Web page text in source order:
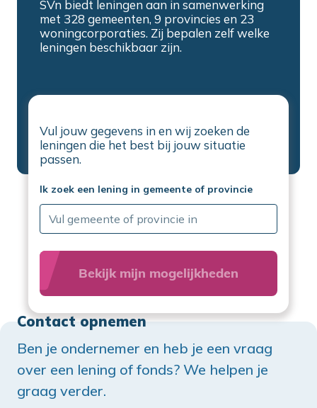
Contact opnemen
Ben je ondernemer en heb je een vraag
over een lening of fonds? We helpen je
graag verder.